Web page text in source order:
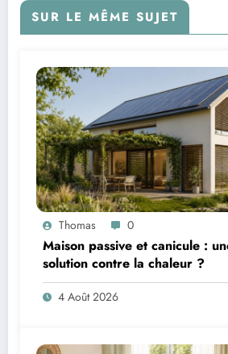
SUR LE MÊME SUJET
Thomas 0
Maison passive et canicule :
solution contre la chaleur ?
4 Août 2026